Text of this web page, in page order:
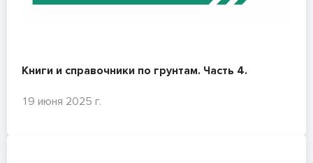
Книги и справочники по грунтам. Часть 4.
19 июня 2025 г.